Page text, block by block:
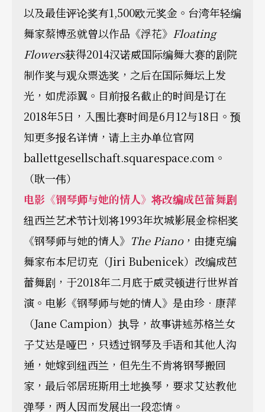
以及最佳评论奖有1,500欧元奖金。台湾年轻编
舞家蔡博丞就曾以作品《浮花》 Floating
Flowers获得2014汉诺威国际编舞大赛的剧院
制作奖与观众票选奖，之后在国际舞坛上发
光，如虎添翼。目前报名截止的时间是订在
2018年5日，入围比赛时间是6月12与18日。预
知更多报名详情，请上主办单位官网
ballettgesellschaft.squarespace.com。
（耿一伟）
电影《钢琴师与她的情人》将改编成芭蕾舞剧
纽西兰艺术节计划将1993年坎城影展金棕梠奖
《钢琴师与她的情人》 The Piano，由捷克编
舞家布本尼切克（Jiri Bubenicek）改编成芭
蕾舞剧，于2018年二月底于威灵顿进行世界首
演。电影《钢琴师与她的情人》是由珍．康萍
（Jane Campion）执导，故事讲述苏格兰女
子艾达是哑巴，只透过钢琴及手语和其他人沟
通，她嫁到纽西兰，但先生不肯将钢琴搬回
家，最后邻居班斯用土地换琴，要求艾达教他
弹琴，两人因而发展出一段恋情。